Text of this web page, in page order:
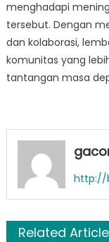
menghadapi
tersebut. Dengan
dan kolaborasi,
komunitas yang
tantangan masa
http://
Related